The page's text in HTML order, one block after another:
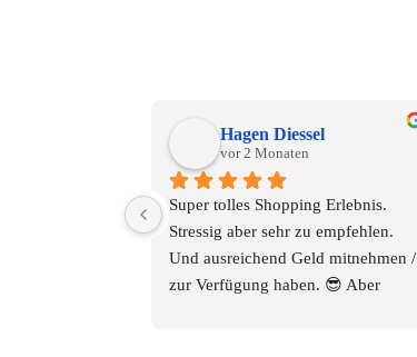
Hagen Diessel
vor 2 Monaten
Super tolles Shopping Erlebnis.
Stressig aber sehr zu empfehlen.
Und ausreichend Geld mitnehmen /
zur Verfügung haben. 😎 Aber